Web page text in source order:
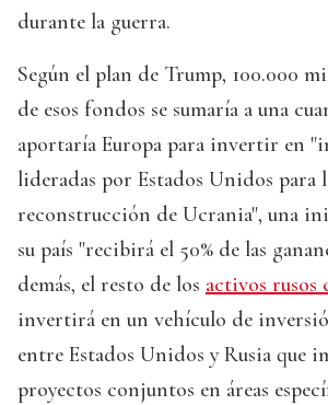
durante la guerra.
Según el plan de Trump, 100.000
de esos fondos se sumaría a una
aportaría Europa para invertir en
lideradas por Estados Unidos para
reconstrucción de Ucrania", una
su país "recibirá el 50% de las
demás, el resto de los activos rusos
invertirá en un vehículo de
entre Estados Unidos y Rusia que
proyectos conjuntos en áreas